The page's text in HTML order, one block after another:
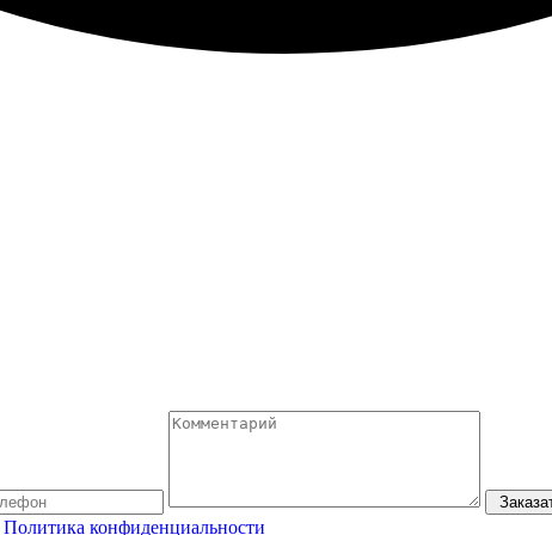
Политика конфиденциальности